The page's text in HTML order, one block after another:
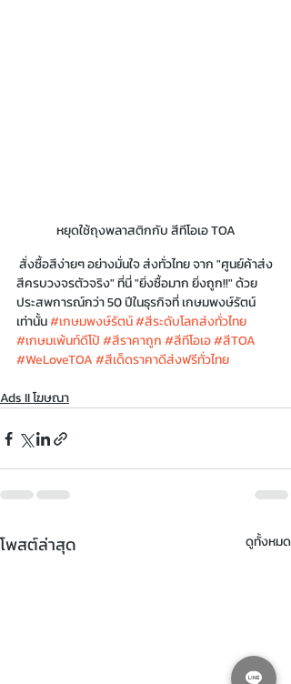
หยุดใช้ถุงพลาสติกกับ สีทีโอเอ TOA
สีครบวงจรตัวจริง" ที่นี่ "ยิ่งซื้อมาก ยิ่งถูก!!" ด้วย
ประสพการณ์กว่า 50 ปีในธุรกิจที่ เกษมพงษ์รัตน์
เท่านั้น #เกษมพงษ์รัตน์#สีระดับโลกส่งทั่วไทย
#เกษมเพ้นท์ดีโป้#สีราคาถูก#สีทีโอเอ#สีTOA
#WeLoveTOA#สีเด็ดราคาดีส่งฟรีทั่วไทย
Ads II โฆษณา
โพสต์ล่าสุด ดูทั้งหมด